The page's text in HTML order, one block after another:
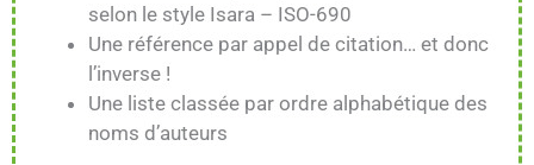
selon le style Isara – ISO-690
Une référence par appel de citation… et donc
l’inverse !
Une liste classée par ordre alphabétique des
noms d’auteurs